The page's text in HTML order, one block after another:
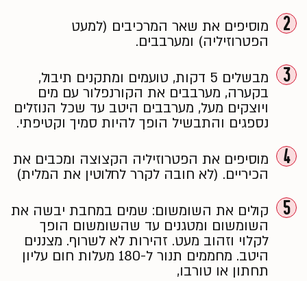
2
מוסיפים את שאר המרכיבים (למעט
הפטרוזיליה) ומערבבים.
3
מבשלים 5 דקות, טועמים ומתקנים תיבול,
בקערה, מערבבים את הקורנפלור עם מים
ויוצקים מעל, מערבבים היטב עד שכל הנוזלים
נספגים והתבשיל הופך להיות סמיך וקטיפתי.
4
מוסיפים את הפטרוזיליה הקצוצה ומכבים את
הכיריים. (לא חובה לקרר לחלוטין את המלית)
5
קולים את השומשום: שמים במחבת יבשה את
השומשום ומטגנים עד שהשומשום הופך
לקלוי וזהוב מעט. זהירות לא לשרוף. מצננים
היטב.
מחממים תנור ל-180 מעלות חום עליון
תחתון או טורבו,